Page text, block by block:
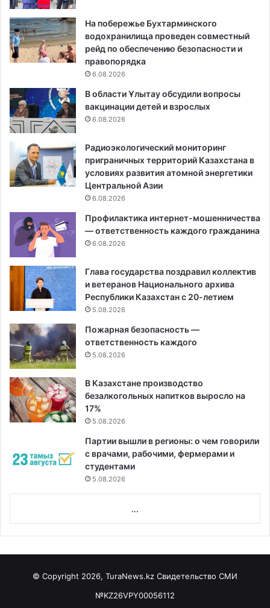
На побережье Бухтарминского
водохранилища проведен совместный
рейд по обеспечению безопасности и
правопорядка
6.08.2026
В области Ұлытау обсудили вопросы
вакцинации детей и взрослых
6.08.2026
Радиоэкологический мониторинг
приграничных территорий Казахстана в
условиях развития атомной энергетики
Центральной Азии
6.08.2026
Профилактика интернет-мошенничества
— ответственность каждого гражданина
6.08.2026
Глава государства поздравил коллектив
и ветеранов Национального архива
Республики Казахстан с 20-летием
5.08.2026
Пожарная безопасность —
ответственность каждого
5.08.2026
В Казахстане производство
безалкогольных напитков выросло на
17%
5.08.2026
Партии вышли в регионы: о чем говорили
с врачами, рабочими, фермерами и
студентами
5.08.2026
...
© Copyright 2026, TuraNews.kz Свидетельство СМИ
№KZ26VPY00056112